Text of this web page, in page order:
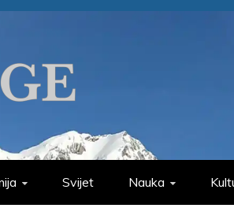
Svijet Nauka